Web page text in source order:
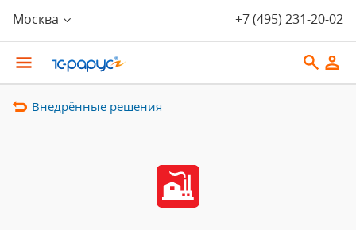
Москва +7 (495) 231-20-02
Внедрённые решения